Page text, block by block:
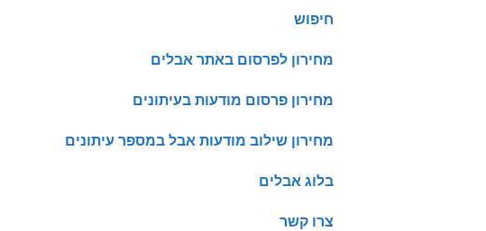
חיפוש
מחירון לפרסום באתר אבלים
מחירון פרסום מודעות בעיתונים
מחירון שילוב מודעות אבל במספר עיתונים
בלוג אבלים
צרו קשר